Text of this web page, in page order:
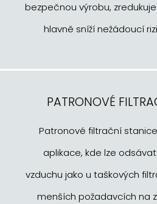
bezpečnou výrobu,
hlavně sníží nežádoucí
PATRONOVÉ
Patronové filtrační
aplikace, kde lze
vzduchu jako u taškových
menších požadavcích na